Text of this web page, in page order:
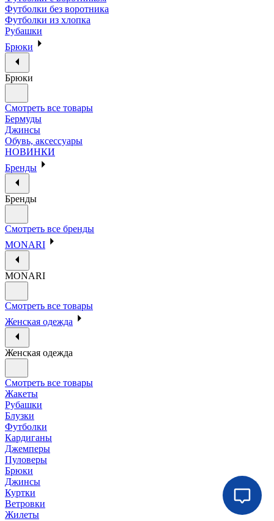
Футболки без воротника
Футболки из хлопка
Рубашки
Брюки
Брюки
Смотреть все товары
Бермуды
Джинсы
Обувь, аксессуары
НОВИНКИ
Бренды
Бренды
Смотреть все бренды
MONARI
MONARI
Смотреть все товары
Женская одежда
Женская одежда
Смотреть все товары
Жакеты
Рубашки
Блузки
Футболки
Кардиганы
Джемперы
Пуловеры
Брюки
Джинсы
Куртки
Ветровки
Жилеты